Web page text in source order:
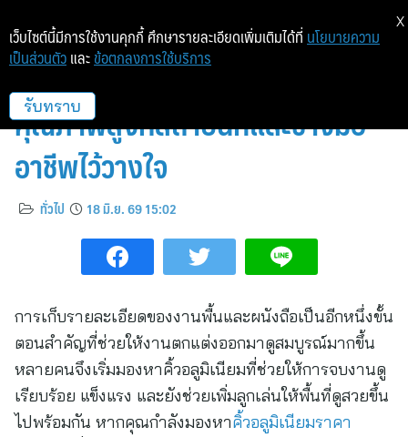
คิ้วอลูมิเนียม Alusite วัสดุจบงาน
คุณภาพสูงที่สถาปนิกและช่างมือ
อาชีพไว้วางใจ
ทั่วไป 18 มิ.ย. 69 15:02
การเก็บรายละเอียดของงานพื้นและผนังถือเป็นอีกหนึ่งขั้น
ตอนสำคัญที่ช่วยให้งานตกแต่งออกมาดูสมบูรณ์มากขึ้น
หลายคนจึงเริ่มมองหาคิ้วอลูมิเนียมที่ช่วยให้การจบงานดู
เรียบร้อย แข็งแรง และยังช่วยเพิ่มลูกเล่นให้พื้นที่ดูสวยขึ้น
ไปพร้อมกัน หากคุณกำลังมองหาคิ้วอลูมิเนียมราคา
เว็บไซต์นี้มีการใช้งานคุกกี้ ศึกษารายละเอียดเพิ่มเติมได้ที่ นโยบายความ
เป็นส่วนตัว และ ข้อตกลงการใช้บริการ
รับทราบ
X